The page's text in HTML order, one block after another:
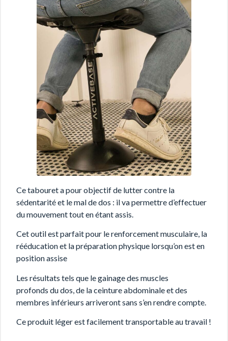
Ce tabouret a pour objectif de lutter contre la
sédentarité et le mal de dos : il va permettre d’effectuer
du mouvement tout en étant assis.
Cet outil est parfait pour le renforcement musculaire, la
rééducation et la préparation physique lorsqu’on est en
position assise
Les résultats tels que le gainage des muscles
profonds du dos, de la ceinture abdominale et des
membres inférieurs arriveront sans s’en rendre compte.
Ce produit léger est facilement transportable au travail !